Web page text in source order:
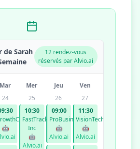
de Sarah
12 rendez-vous
réservés par Alvio.ai
Mar Mer Jeu
Ven
24
🤖
25
10:30
FastTrack
Inc
🤖
Alvio.ai
26
09:00
ProBusiness
🤖
Alvio.ai
27
11:30
VisionTech
🤖
Alvio.ai